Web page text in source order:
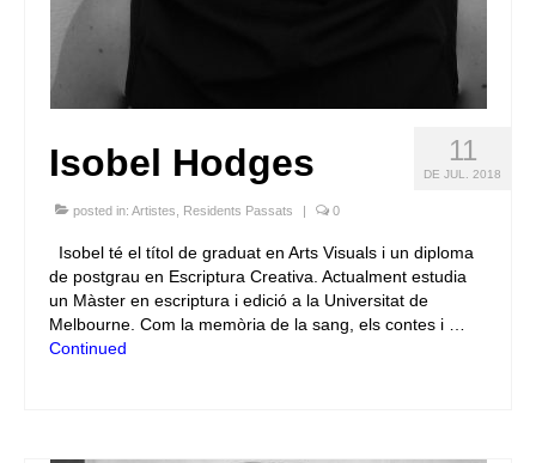
11
DE JUL. 2018
Isobel Hodges
posted in: Artistes Residents Passats | 0
Isobel té el títol de graduat en Arts Visuals i un diploma
de postgrau en Escriptura Creativa. Actualment estudia
un Màster en escriptura i edició a la Universitat de
Melbourne. Com la memòria de la sang, els contes i …
Continued